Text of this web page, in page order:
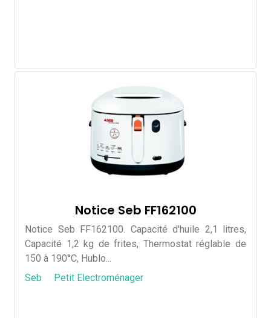
Notice Seb FF162100
Notice Seb FF162100. Capacité d'huile 2,1 litres,
Capacité 1,2 kg de frites, Thermostat réglable de
150 à 190°C, Hublo...
Seb
Petit Electroménager